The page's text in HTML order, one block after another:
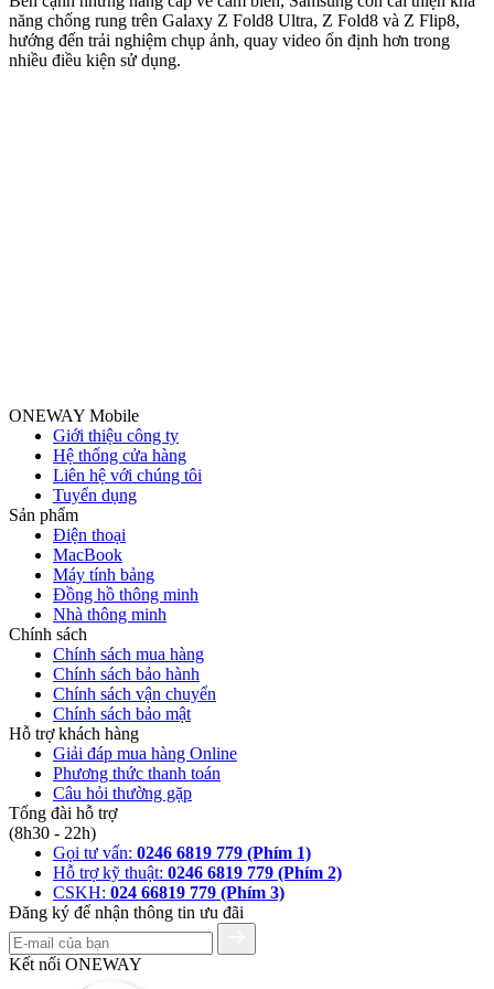
năng chống rung trên Galaxy Z Fold8 Ultra, Z Fold8 và Z Flip8,
hướng đến trải nghiệm chụp ảnh, quay video ổn định hơn trong
nhiều điều kiện sử dụng.
ONEWAY Mobile
Giới thiệu công ty
Hệ thống cửa hàng
Liên hệ với chúng tôi
Tuyển dụng
Sản phẩm
Điện thoại
MacBook
Máy tính bảng
Đồng hồ thông minh
Nhà thông minh
Chính sách
Chính sách mua hàng
Chính sách bảo hành
Chính sách vận chuyển
Chính sách bảo mật
Hỗ trợ khách hàng
Giải đáp mua hàng Online
Phương thức thanh toán
Câu hỏi thường gặp
Tổng đài hỗ trợ
(8h30 - 22h)
Gọi tư vấn: 0246 6819 779 (Phím 1)
Hỗ trợ kỹ thuật: 0246 6819 779 (Phím 2)
CSKH: 024 66819 779 (Phím 3)
Đăng ký để nhận thông tin ưu đãi
Kết nối ONEWAY